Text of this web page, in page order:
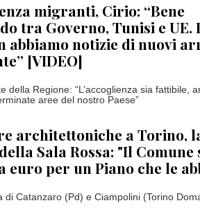
migranti, Cirio: “Bene
tra Governo, Tunisi e UE.
abbiamo notizie di nuovi
[VIDEO]
della Regione: “L’accoglienza sia fattibile,
aree del nostro Paese”
architettoniche a Torino,
Sala Rossa: "Il Comune
euro per un Piano che le
di Catanzaro (Pd) e Ciampolini (Torino